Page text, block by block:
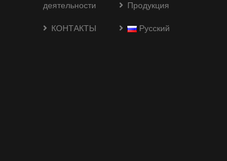
деятельности
Продукция
КОНТАКТЫ Русский